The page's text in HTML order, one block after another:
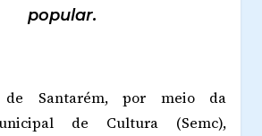
popular.
Santarém, por meio da
de Cultura (Semc),